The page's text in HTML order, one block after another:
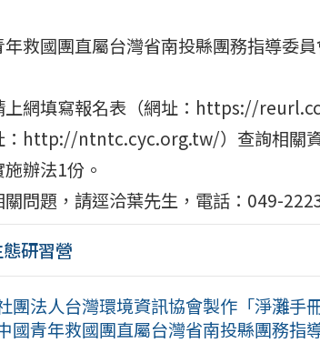
救國團直屬台灣省南投縣團務指導委
上網填寫報名表（網址：https://
：http://ntntc.cyc.org.tw/）查詢相關
辦法1份。
問題，請逕洽葉先生，電話：049-
研習營
團法人台灣環境資訊協會製作「淨灘手
國青年救國團直屬台灣省南投縣團務指